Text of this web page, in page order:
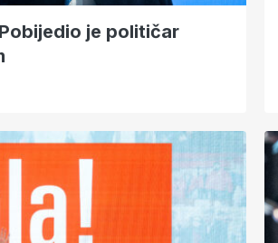
je političar